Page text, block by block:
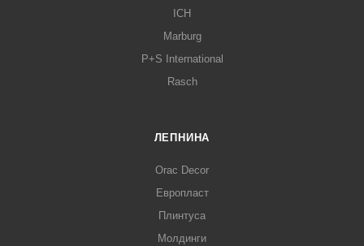
ICH
Marburg
P+S International
Rasch
ЛЕПНИНА
Orac Decor
Европласт
Плинтуса
Молдинги